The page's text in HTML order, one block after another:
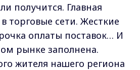
получится. Главная
торговые сети. Жесткие
оплаты поставок… И
рынке заполнена.
жителя нашего региона